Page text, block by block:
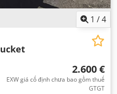
1 /4
2.600 €
EXW giá cố định chưa bao gồm thuế
GTGT